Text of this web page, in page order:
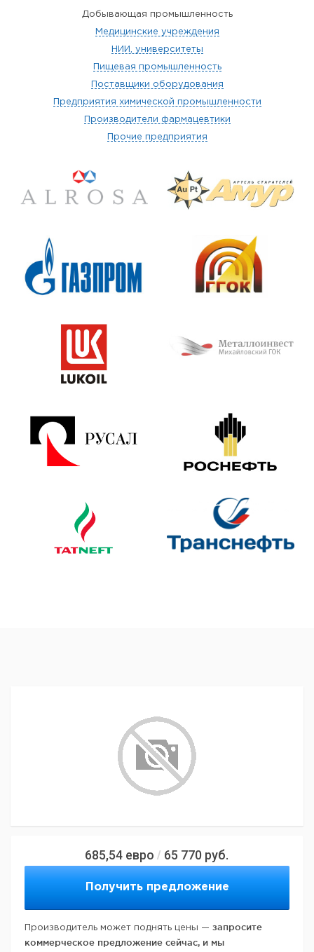
Добывающая промышленность
Медицинские учреждения
НИИ, университеты
Пищевая промышленность
Поставщики оборудования
Предприятия химической промышленности
Производители фармацевтики
Прочие предприятия
685,54 евро / 65 770 руб.
Получить предложение
Производитель может поднять цены — запросите
коммерческое предложение сейчас, и мы